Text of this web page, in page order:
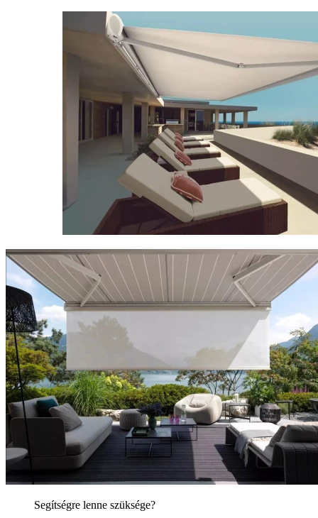
Segítségre lenne szüksége?